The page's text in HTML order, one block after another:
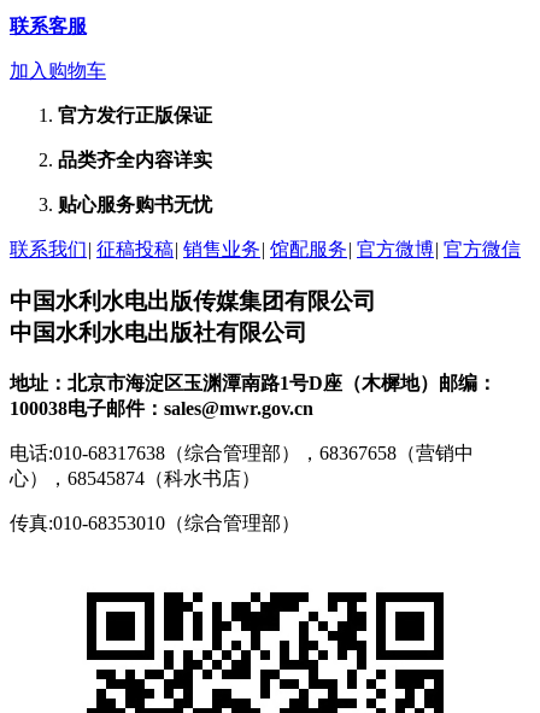
联系客服
加入购物车
官方发行正版保证
品类齐全内容详实
贴心服务购书无忧
联系我们| 征稿投稿| 销售业务| 馆配服务| 官方微博| 官方微信
中国水利水电出版传媒集团有限公司
中国水利水电出版社有限公司
地址：北京市海淀区玉渊潭南路1号D座（木樨地） 邮编：
100038电子邮件：sales@mwr.gov.cn
电话:010-68317638（综合管理部），68367658（营销中
心），68545874（科水书店）
传真:010-68353010（综合管理部）